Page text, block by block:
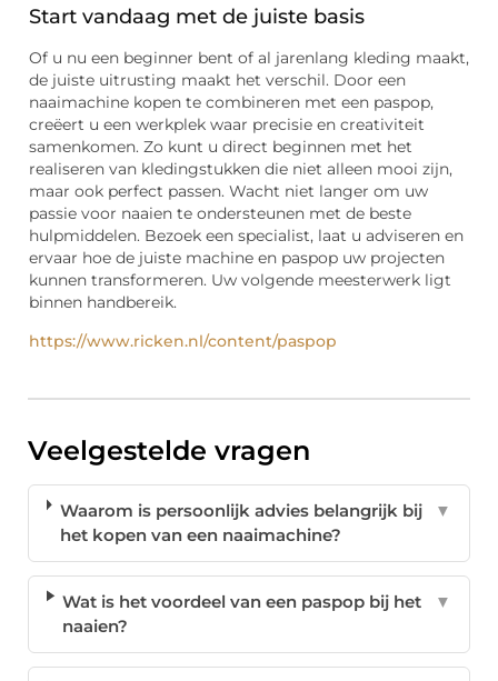
Start vandaag met de juiste basis
Of u nu een beginner bent of al jarenlang kleding maakt,
de juiste uitrusting maakt het verschil. Door een
naaimachine kopen te combineren met een paspop,
creëert u een werkplek waar precisie en creativiteit
samenkomen. Zo kunt u direct beginnen met het
realiseren van kledingstukken die niet alleen mooi zijn,
maar ook perfect passen. Wacht niet langer om uw
passie voor naaien te ondersteunen met de beste
hulpmiddelen. Bezoek een specialist, laat u adviseren en
ervaar hoe de juiste machine en paspop uw projecten
kunnen transformeren. Uw volgende meesterwerk ligt
binnen handbereik.
https://www.ricken.nl/content/paspop
Veelgestelde vragen
Waarom is persoonlijk advies belangrijk bij
het kopen van een naaimachine?
▼
Wat is het voordeel van een paspop bij het
naaien?
▼